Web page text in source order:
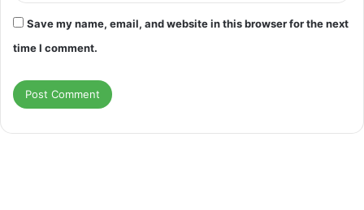
Save my name, email, and website in this browser for the next
time I comment.